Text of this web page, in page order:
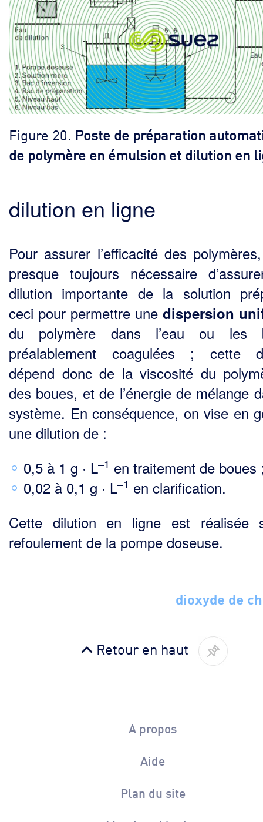
Figure 20. Poste de préparation
de polymère en émulsion et dilution en
dilution en ligne
Pour assurer l’efficacité des
presque toujours nécessaire
dilution impor­tante de la solution
ceci pour permettre une dispersion
du polymère dans l’eau ou les
préalablement coagulées ; cette
dépend donc de la viscosité du
des boues, et de l’énergie de mélange
système. En conséquence, on vise en
une dilution de :
0,5 à 1 g · L–1 en traitement de boues
0,02 à 0,1 g · L–1 en clarification.
Cette dilution en ligne est réalisée
refoulement de la pompe doseuse.
dioxyde de
Retour en haut
A propos
Aide
Plan du site